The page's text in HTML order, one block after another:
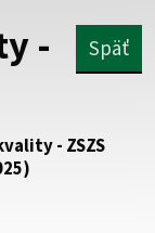
stránka
sídla.
-
Späť
- ZSZS